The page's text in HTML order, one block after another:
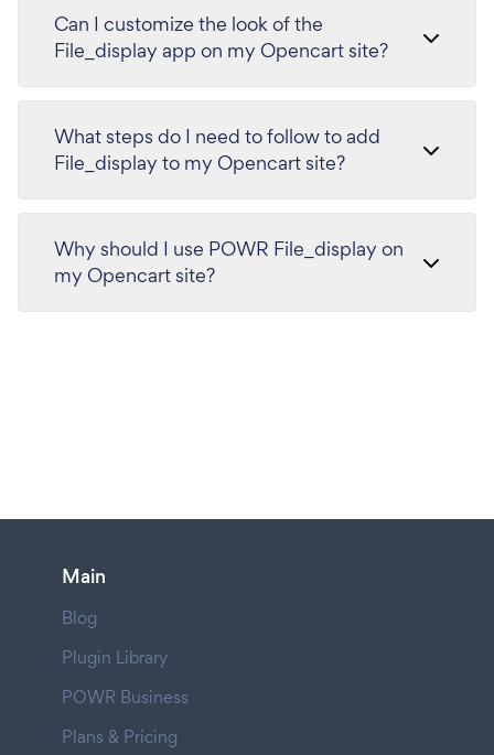
Can I customize the look of the
File_display app on my Opencart site?
What steps do I need to follow to add
File_display to my Opencart site?
Why should I use POWR File_display on
my Opencart site?
Main
Blog
Plugin Library
POWR Business
Plans & Pricing